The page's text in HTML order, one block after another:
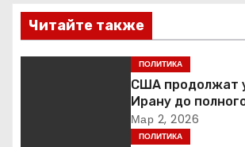
а
ц
Читайте также
ПОЛИТИКА
США продолжат
Ирану до
целей — Трамп
Мар 2, 2026
ПОЛИТИКА